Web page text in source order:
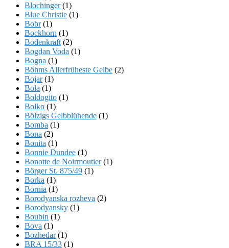
Blochinger(1)
Blue Christie (1)
Bobr(1)
Bockhorn (1)
Bodenkraft (2)
Bogdan Voda (1)
Bogna (1)
Böhms Allerfrüheste Gelbe (2)
Bojar(1)
Bola (1)
Boldogito (1)
Bolko (1)
Bölzigs Gelbblühende (1)
Bomba (1)
Bona (2)
Bonita (1)
Bonnie Dundee (1)
Bonotte de Noirmoutier(1)
Börger St. 875/49 (1)
Borka (1)
Bornia (1)
Borodyanska rozheva (2)
Borodyansky (1)
Boubin (1)
Bova (1)
Bozhedar(1)
BRA 15/33 (1)